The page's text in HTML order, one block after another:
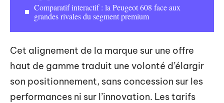
Comparatif interactif : la Peugeot 608 face aux
grandes rivales du segment premium
Cet alignement de la marque sur une offre
haut de gamme traduit une volonté d’élargir
son positionnement, sans concession sur les
performances ni sur l’innovation. Les tarifs